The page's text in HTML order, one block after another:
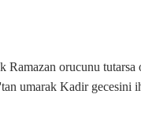
orucunu tutarsa
umarak Kadir gecesini